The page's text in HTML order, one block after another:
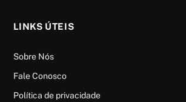
LINKS ÚTEIS
Sobre Nós
Fale Conosco
Política de privacidade